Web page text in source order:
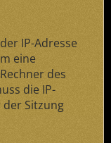
IP-Adresse
eine
des
die IP-
Sitzung